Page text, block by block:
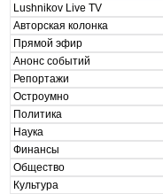
Lushnikov Live TV
Авторская колонка
Прямой эфир
Анонс событий
Репортажи
Остроумно
Политика
Наука
Финансы
Общество
Культура